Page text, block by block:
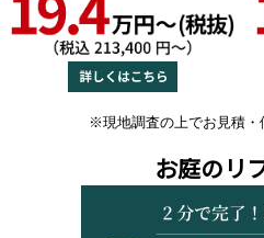
※現地調査の上でお見積・
お庭のリ